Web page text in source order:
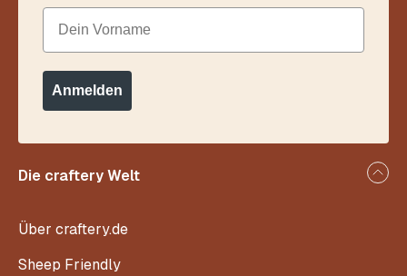
Die craftery Welt
Über craftery.de
Sheep Friendly
Dein Vorname
Anmelden